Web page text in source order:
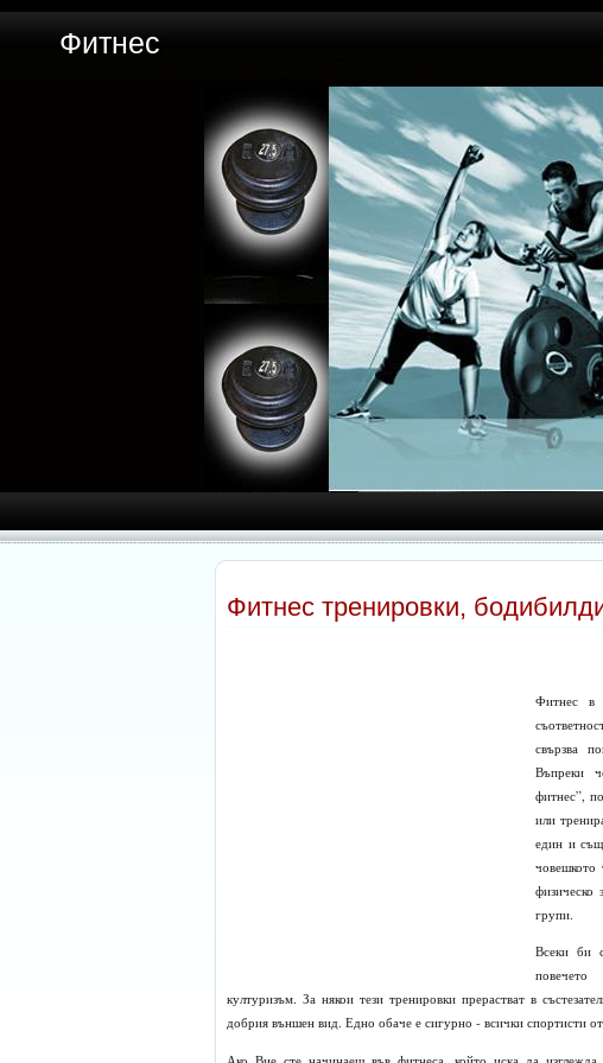
Фитнес
Фитнес тренировки,
Фитнес в
свързва
Въпреки
фитнес”,
или
един и
човешкото
физическо
групи.
Всеки би
културизъм. За някои тези тренировки прерастват в
добрия външен вид. Едно обаче е сигурно - всички спортисти